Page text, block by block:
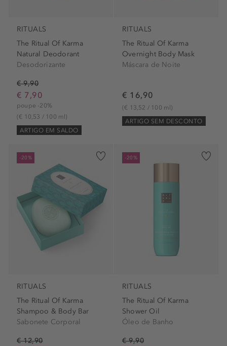
RITUALS
The Ritual Of Karma
Natural Deodorant
Desodorizante
€ 9,90
€ 7,90
poupe -20%
(€ 10,53 / 100 ml)
ARTIGO EM SALDO
RITUALS
The Ritual Of Karma
Overnight Body Mask
Máscara de Noite
€ 16,90
(€ 13,52 / 100 ml)
ARTIGO SEM DESCONTO
-20%
RITUALS
The Ritual Of Karma
Shampoo & Body Bar
Sabonete Corporal
€ 12,90
-20%
RITUALS
The Ritual Of Karma
Shower Oil
Óleo de Banho
€ 9,90